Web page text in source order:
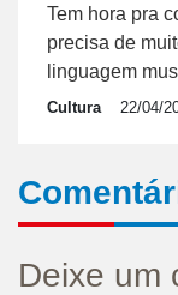
Tem hora pra
precisa de
linguagem
Cultura 22/04/
Deixe um